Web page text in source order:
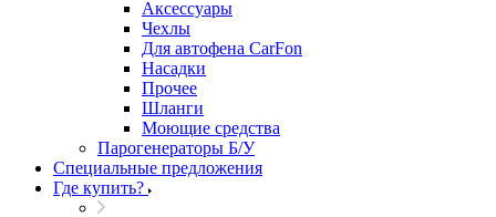
Аксессуары
Чехлы
Для автофена CarFon
Насадки
Прочее
Шланги
Моющие средства
Парогенераторы Б/У
Специальные предложения
Где купить?